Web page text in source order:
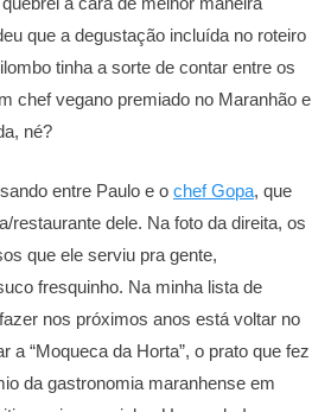
que a degustação incluída no roteiro
tinha a sorte de contar entre os
chef vegano premiado no Maranhão e
né?
entre Paulo e o chef Gopa, que
restaurante dele. Na foto da direita, os
que ele serviu pra gente,
fresquinho. Na minha lista de
nos próximos anos está voltar no
a “Moqueca da Horta”, o prato que fez
da gastronomia maranhense em